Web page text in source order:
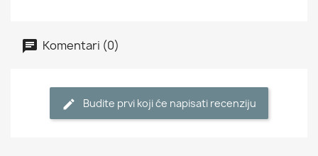
Komentari (0)
Budite prvi koji će napisati recenziju